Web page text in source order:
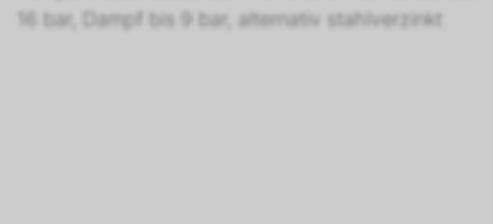
16 bar, Dampf bis 9 bar, alternativ stahlverzinkt